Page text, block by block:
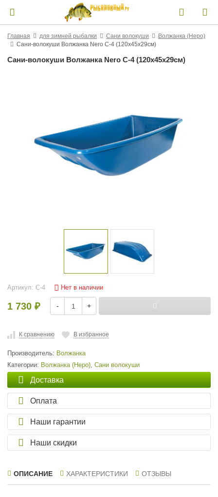
Главная для зимней рыбалки Сани волокуши
Волжанка (Неро)
Сани-волокуши Волжанка Nero C-4 (120х45х29см)
Сани-волокуши Волжанка Nero C-4 (120х45х29см)
Артикул: С-4 Нет в наличии
1 730 ₽ - +
К сравнению В избранное
Производитель: Волжанка
Категории: Волжанка (Неро), Сани волокуши
Доставка
Оплата
Наши гарантии
Наши скидки
ОПИСАНИЕ ХАРАКТЕРИСТИКИ ОТЗЫВЫ